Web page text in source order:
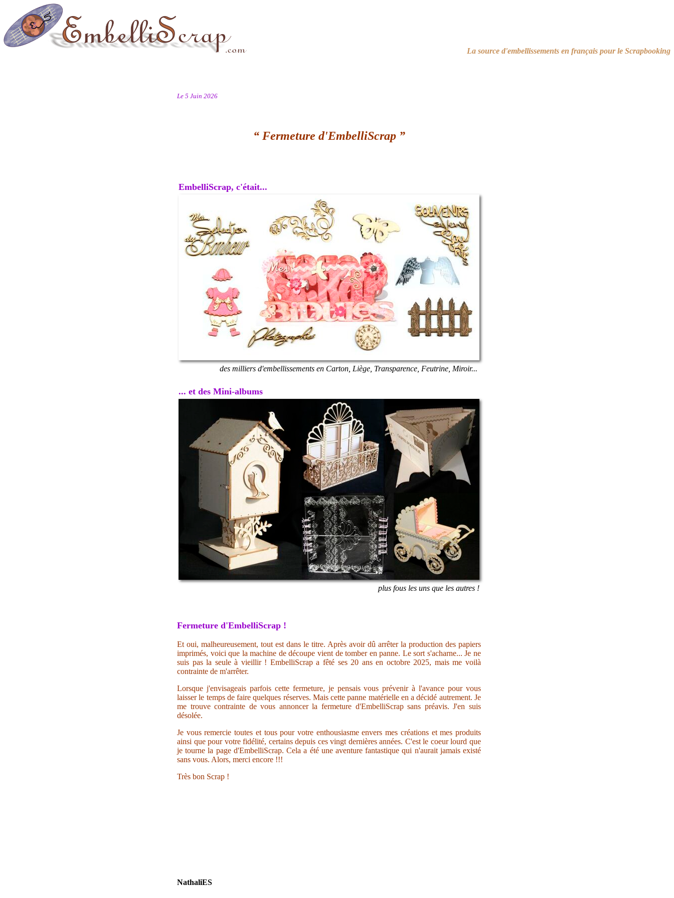
La source d'embellissements en français pour le Scrapbooking
Le 5 Juin 2026
“ Fermeture d'EmbelliScrap ”
EmbelliScrap, c'était...
des milliers d'embellissements en Carton, Liège, Transparence, Feutrine, Miroir...
... et des Mini-albums
plus fous les uns que les autres !
Fermeture d'EmbelliScrap !
Et oui, malheureusement, tout est dans le titre. Après avoir dû arrêter la production des papiers
imprimés, voici que la machine de découpe vient de tomber en panne. Le sort s'acharne... Je ne
suis pas la seule à vieillir ! EmbelliScrap a fêté ses 20 ans en octobre 2025, mais me voilà
contrainte de m'arrêter.
Lorsque j'envisageais parfois cette fermeture, je pensais vous prévenir à l'avance pour vous
laisser le temps de faire quelques réserves. Mais cette panne matérielle en a décidé autrement. Je
me trouve contrainte de vous annoncer la fermeture d'EmbelliScrap sans préavis. J'en suis
désolée.
Je vous remercie toutes et tous pour votre enthousiasme envers mes créations et mes produits
ainsi que pour votre fidélité, certains depuis ces vingt dernières années. C'est le coeur lourd que
je tourne la page d'EmbelliScrap. Cela a été une aventure fantastique qui n'aurait jamais existé
sans vous. Alors, merci encore !!!
Très bon Scrap !
NathaliES